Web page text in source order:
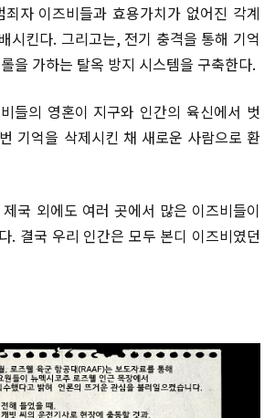
자 이즈비들과 효용가치가 없어진 각계
시킨다. 그리고는, 전기 충격을 통해 기억
을 가하는 탈옥 방지 시스템을 구축한다.
들의 영혼이 지구와 인간의 육신에서 벗
기억을 삭제시킨 채 새로운 사람으로 환
국 외에도 여러 곳에서 많은 이즈비들이
. 결국 우리 인간은 모두 본디 이즈비였던